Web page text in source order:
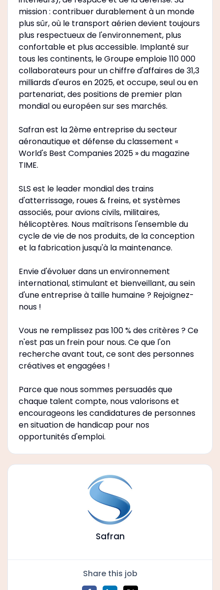
mission : contribuer durablement à un monde
plus sûr, où le transport aérien devient toujours
plus respectueux de l'environnement, plus
confortable et plus accessible. Implanté sur
tous les continents, le Groupe emploie 110 000
collaborateurs pour un chiffre d'affaires de 31,3
milliards d'euros en 2025, et occupe, seul ou en
partenariat, des positions de premier plan
mondial ou européen sur ses marchés.
Safran est la 2ème entreprise du secteur
aéronautique et défense du classement «
World's Best Companies 2025 » du magazine
TIME.
SLS est le leader mondial des trains
d'atterrissage, roues & freins, et systèmes
associés, pour avions civils, militaires,
hélicoptères. Nous maîtrisons l'ensemble du
cycle de vie de nos produits, de la conception
et la fabrication jusqu'à la maintenance.
Envie d'évoluer dans un environnement
international, stimulant et bienveillant, au sein
d'une entreprise à taille humaine ? Rejoignez-
nous !
Vous ne remplissez pas 100 % des critères ? Ce
n'est pas un frein pour nous. Ce que l'on
recherche avant tout, ce sont des personnes
créatives et engagées !
Parce que nous sommes persuadés que
chaque talent compte, nous valorisons et
encourageons les candidatures de personnes
en situation de handicap pour nos
opportunités d'emploi.
Safran
Share this job